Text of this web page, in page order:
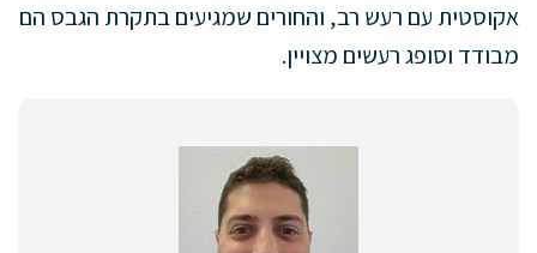
אקוסטית עם רעש רב, והחורים שמגיעים בתקרת הגבס הם
מבודד וסופג רעשים מצויין.